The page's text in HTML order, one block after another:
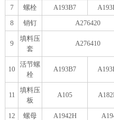
7 螺栓 A193B7
8 销钉 A276420
9
填料压
套
A276410
10
活节螺
栓
A193B7
11
填料压
板
A105
12 螺母 A1942H